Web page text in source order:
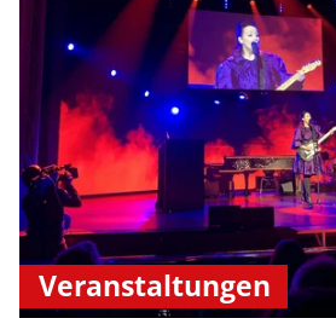
Veranstaltungen